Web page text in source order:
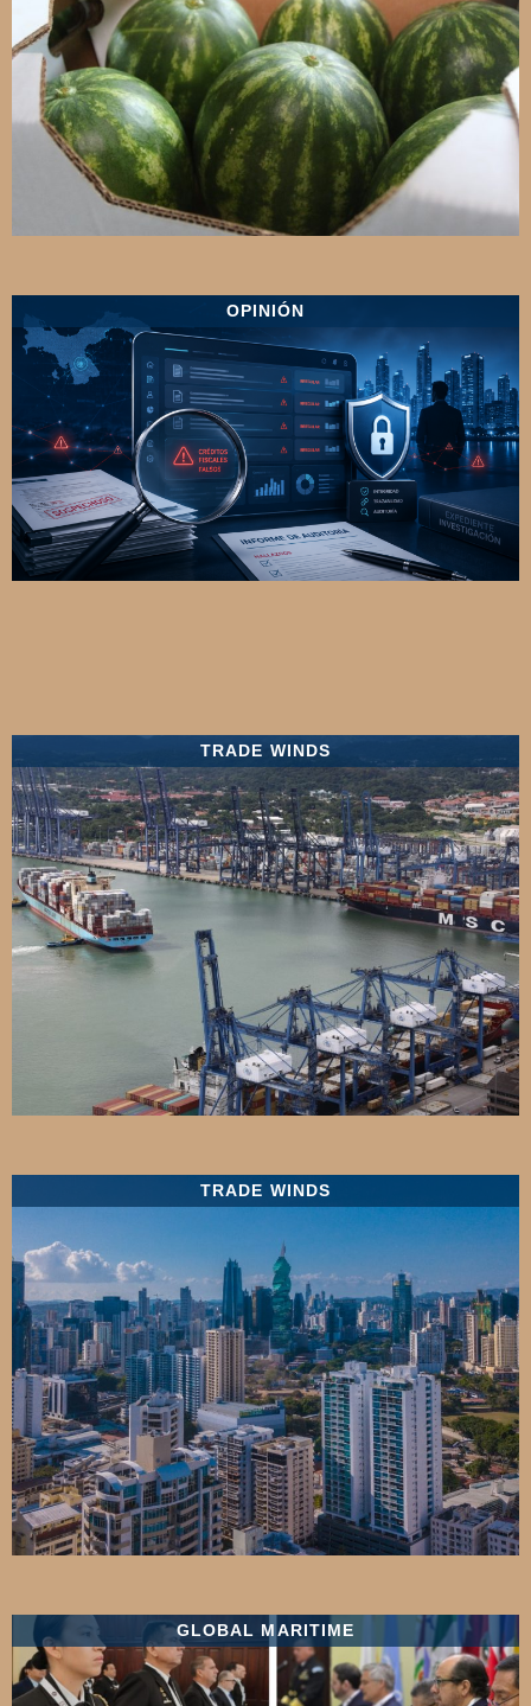
OPINIÓN
TRADE WINDS
TRADE WINDS
GLOBAL MARITIME